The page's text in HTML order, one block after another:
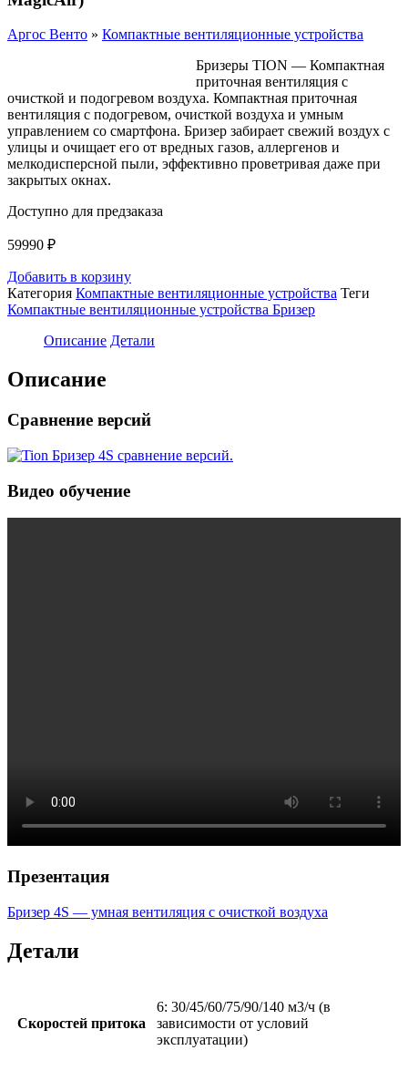
Аргос Венто » Компактные вентиляционные устройства
Бризеры TION — Компактная
приточная вентиляция с
очисткой и подогревом воздуха. Компактная приточная
вентиляция с подогревом, очисткой воздуха и умным
управлением со смартфона. Бризер забирает свежий воздух с
улицы и очищает его от вредных газов, аллергенов и
мелкодисперсной пыли, эффективно проветривая даже при
закрытых окнах.
Доступно для предзаказа
59990 ₽
Добавить в корзину
Категория Компактные вентиляционные устройства Теги
Компактные вентиляционные устройства Бризер
Описание Детали
Описание
Сравнение версий
Видео обучение
Презентация
Бризер 4S — умная вентиляция с очисткой воздуха
Детали
Скоростей притока
6: 30/45/60/75/90/140 м3/ч (в
зависимости от условий
эксплуатации)